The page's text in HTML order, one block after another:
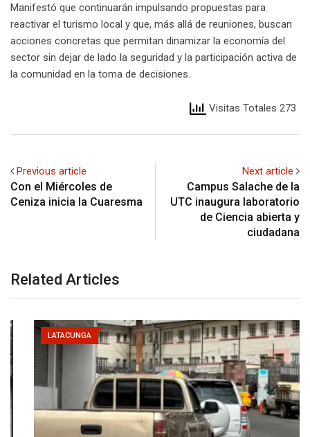
Manifestó que continuarán impulsando propuestas para
reactivar el turismo local y que, más allá de reuniones, buscan
acciones concretas que permitan dinamizar la economía del
sector sin dejar de lado la seguridad y la participación activa de
la comunidad en la toma de decisiones.
Visitas Totales 273
Previous article
Con el Miércoles de
Ceniza inicia la Cuaresma
Next article
Campus Salache de la
UTC inaugura laboratorio
de Ciencia abierta y
ciudadana
Related Articles
LATACUNGA